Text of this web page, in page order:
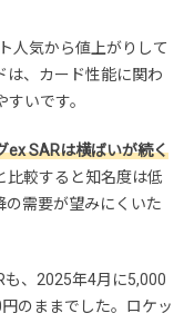
人気から値上がりして
は、カード性能に関わ
いです。
ex SARは横ばいが続く
比較すると知名度は低
の需要が望みにくいた
も、2025年4月に5,000
のままでした。ロケッ